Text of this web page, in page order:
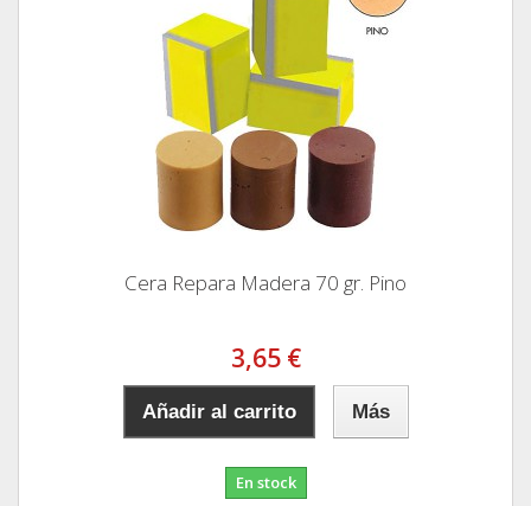
Cera Repara Madera 70 gr. Pino
3,65 €
Añadir al carrito Más
En stock